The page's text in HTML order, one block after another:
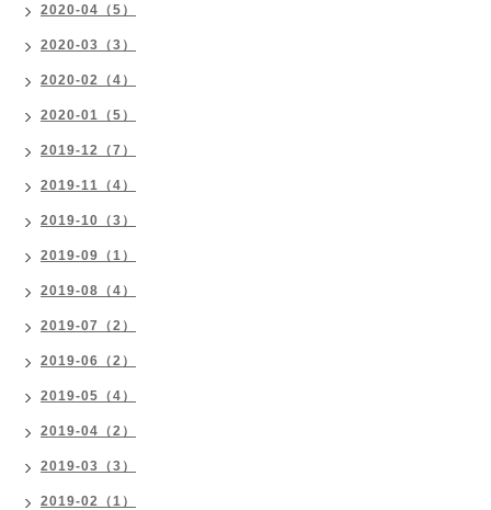
2020-04（5）
2020-03（3）
2020-02（4）
2020-01（5）
2019-12（7）
2019-11（4）
2019-10（3）
2019-09（1）
2019-08（4）
2019-07（2）
2019-06（2）
2019-05（4）
2019-04（2）
2019-03（3）
2019-02（1）